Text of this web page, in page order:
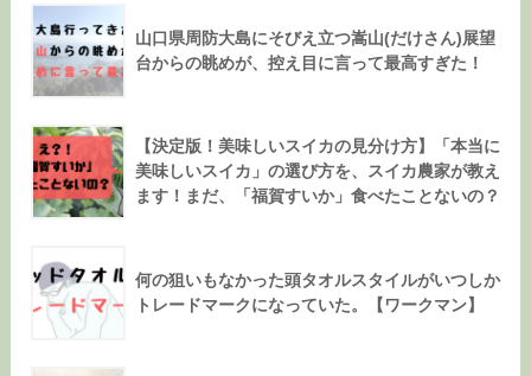
山口県周防大島にそびえ立つ嵩山(だけさん)展望
台からの眺めが、控え目に言って最高すぎた！
【決定版！美味しいスイカの見分け方】「本当に
美味しいスイカ」の選び方を、スイカ農家が教え
ます！まだ、「福賀すいか」食べたことないの？
何の狙いもなかった頭タオルスタイルがいつしか
トレードマークになっていた。【ワークマン】